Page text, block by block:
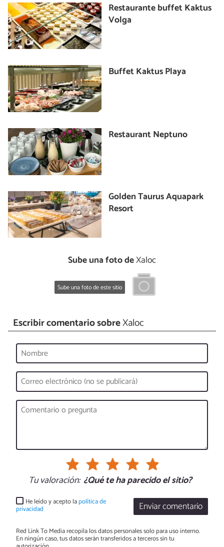
Restaurante buffet Kaktus
Volga
Buffet Kaktus Playa
Restaurant Neptuno
Golden Taurus Aquapark
Resort
Sube una foto deXaloc
Sube una foto de este sitio
Escribir comentario sobreXaloc
Tu valoración: ¿Qué te ha parecido el sitio?
Enviar comentario
He leído y acepto lapolítica de
privacidad
Red Link To Media recopila los datos personales solo para uso interno.
En ningún caso, tus datos serán transferidos a terceros sin tu